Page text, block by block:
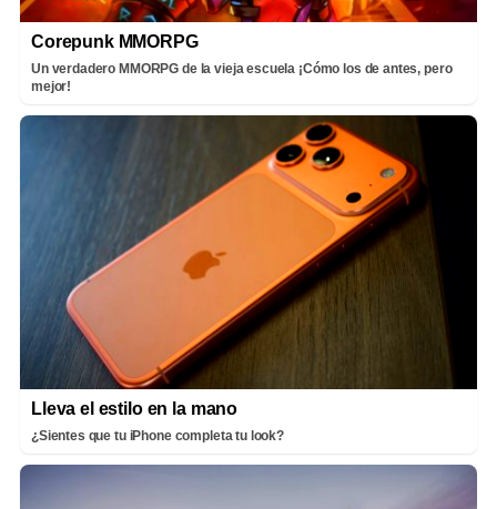
Corepunk MMORPG
Un verdadero MMORPG de la vieja escuela ¡Cómo los de antes, pero
mejor!
Lleva el estilo en la mano
¿Sientes que tu iPhone completa tu look?